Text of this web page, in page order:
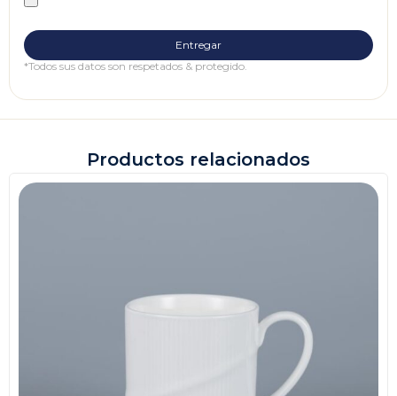
*Todos sus datos son respetados & protegido.
Productos relacionados